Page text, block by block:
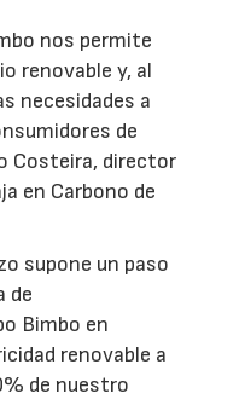
nos permite
renovable y, al
necesidades a
de
Costeira, director
en Carbono de
supone un paso
de
Bimbo en
renovable a
de nuestro